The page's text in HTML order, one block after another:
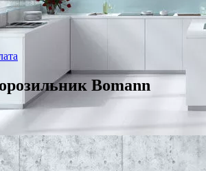
Bomann